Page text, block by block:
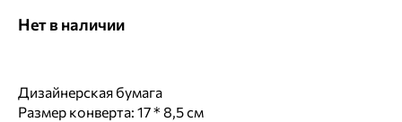
Нет в наличии
Дизайнерская бумага
Размер конверта: 17 * 8,5 см